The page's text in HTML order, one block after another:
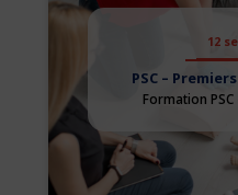
12
PSC –
Formation PSC